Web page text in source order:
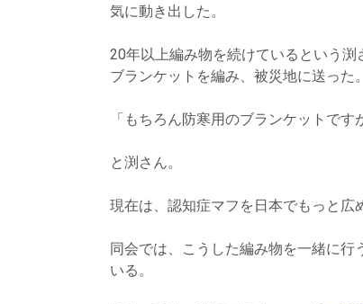
気に動き出した。
20年以上編み物を続けているという
ブランケットを編み、被災地に送った。
「もちろん防寒用のブランケットで
と渕さん。
現在は、認知症マフを日本でもっと広
同会では、こうした編み物を一緒に
いる。